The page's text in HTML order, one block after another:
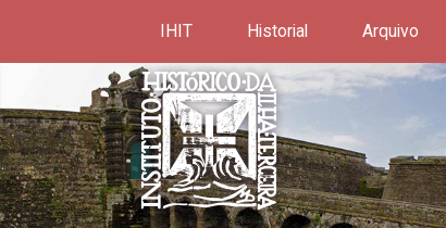
IHIT Historial Arquivo